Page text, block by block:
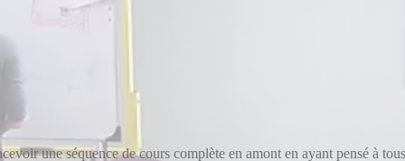
une séquence de cours complète en amont en ayant pensé à